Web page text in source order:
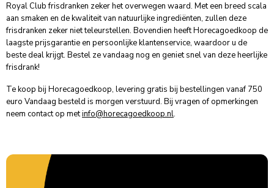
Royal Club frisdranken zeker het overwegen waard. Met een breed scala
aan smaken en de kwaliteit van natuurlijke ingrediënten, zullen deze
frisdranken zeker niet teleurstellen. Bovendien heeft Horecagoedkoop de
laagste prijsgarantie en persoonlijke klantenservice, waardoor u de
beste deal krijgt. Bestel ze vandaag nog en geniet snel van deze heerlijke
frisdrank!
Te koop bij Horecagoedkoop, levering gratis bij bestellingen vanaf 750
euro Vandaag besteld is morgen verstuurd. Bij vragen of opmerkingen
neem contact op metinfo@horecagoedkoop.nl.